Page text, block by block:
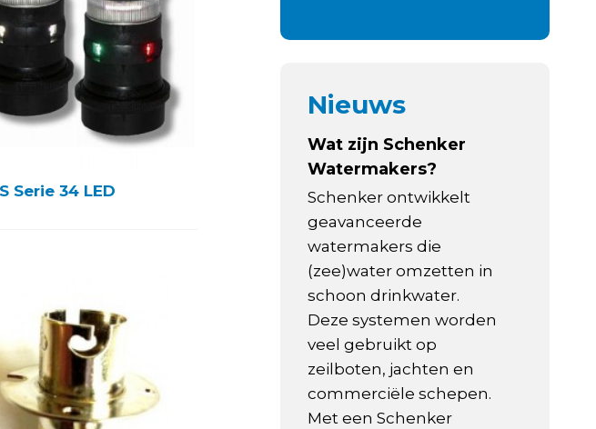
Serie 34 LED
Nieuws
Wat zijn Schenker
Watermakers?
Schenker ontwikkelt
geavanceerde
watermakers die
(zee)water omzetten in
schoon drinkwater.
Deze systemen worden
veel gebruikt op
zeilboten, jachten en
commerciële schepen.
Met een Schenker